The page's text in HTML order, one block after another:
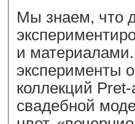
Мы знаем, что
и
эксперименты
коллекций
свадебной